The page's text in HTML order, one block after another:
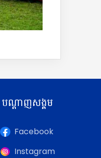
បណ្តាញសង្គម
Facebook
Instagram